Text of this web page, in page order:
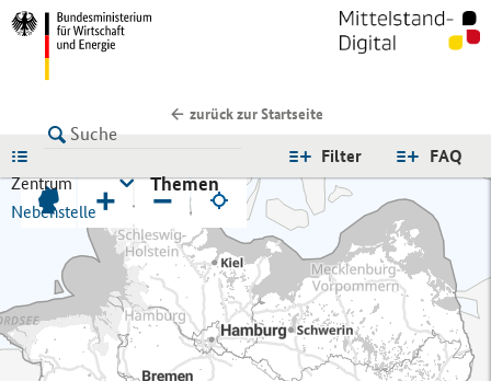
zurück zur Startseite
FAQ
Filter
Zentrum
Nebenstelle
Themen
+ −